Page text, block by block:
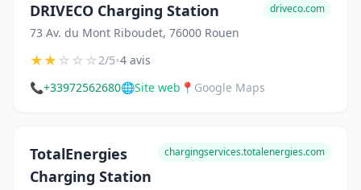
DRIVECO Charging Station
73 Av. du Mont Riboudet, 76000 Rouen
driveco.com
★★☆☆☆2/5•4 avis
📞+33972562680🌐Site web 📍 Google Maps
TotalEnergies
Charging Station
chargingservices.totalenergies.com